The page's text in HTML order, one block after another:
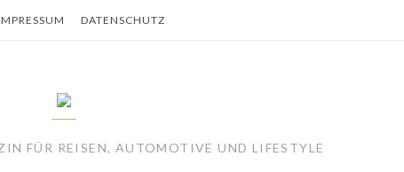
DATENSCHUTZ
FÜR REISEN, AUTOMOTIVE UND LIFESTYLE